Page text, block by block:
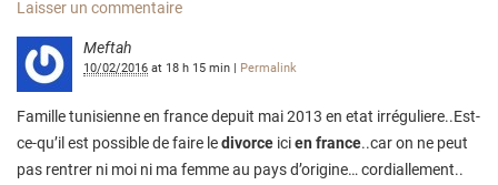
Laisser un commentaire
Meftah
10/02/2016 at 18 h 15 min | Permalink
Famille tunisienne en france depuit mai 2013 en etat irréguliere..Est-
ce-qu’il est possible de faire ledivorce icien france..car on ne peut
pas rentrer ni moi ni ma femme au pays d’origine… cordiallement..